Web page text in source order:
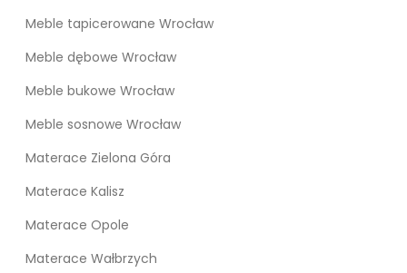
Meble tapicerowane Wrocław
Meble dębowe Wrocław
Meble bukowe Wrocław
Meble sosnowe Wrocław
Materace Zielona Góra
Materace Kalisz
Materace Opole
Materace Wałbrzych